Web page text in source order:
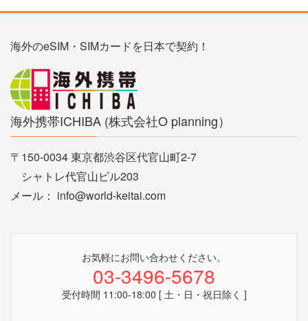
海外のeSIM・SIMカードを日本で契約！
海外携帯ICHIBA (株式会社O planning）
〒150-0034 東京都渋谷区代官山町2-7
シャトレ代官山ビル203
メール： info@world-keitai.com
お気軽にお問い合わせください。
03-3496-5678
受付時間 11:00-18:00 [ 土・日・祝日除く ]